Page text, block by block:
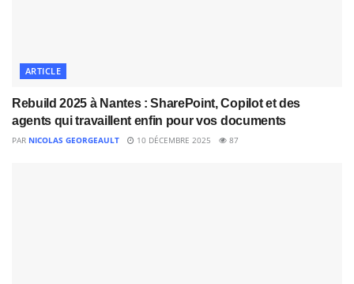
ARTICLE
Rebuild 2025 à Nantes : SharePoint, Copilot et des
agents qui travaillent enfin pour vos documents
PAR NICOLAS GEORGEAULT 10 DÉCEMBRE 2025 87